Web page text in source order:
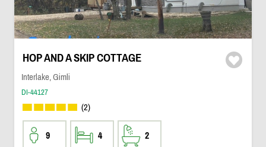
HOP AND A SKIP COTTAGE
Interlake, Gimli
DI-44127
(2)
9 4 2